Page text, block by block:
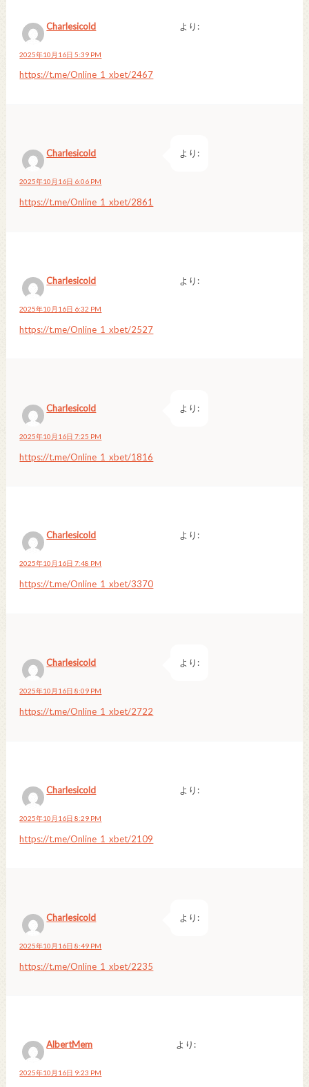
Charlesicold より:
2025年10月16日 5:39 PM
https://t.me/Online_1_xbet/2467
Charlesicold より:
2025年10月16日 6:06 PM
https://t.me/Online_1_xbet/2861
Charlesicold より:
2025年10月16日 6:32 PM
https://t.me/Online_1_xbet/2527
Charlesicold より:
2025年10月16日 7:25 PM
https://t.me/Online_1_xbet/1816
Charlesicold より:
2025年10月16日 7:48 PM
https://t.me/Online_1_xbet/3370
Charlesicold より:
2025年10月16日 8:09 PM
https://t.me/Online_1_xbet/2722
Charlesicold より:
2025年10月16日 8:29 PM
https://t.me/Online_1_xbet/2109
Charlesicold より:
2025年10月16日 8:49 PM
https://t.me/Online_1_xbet/2235
AlbertMem より:
2025年10月16日 9:23 PM